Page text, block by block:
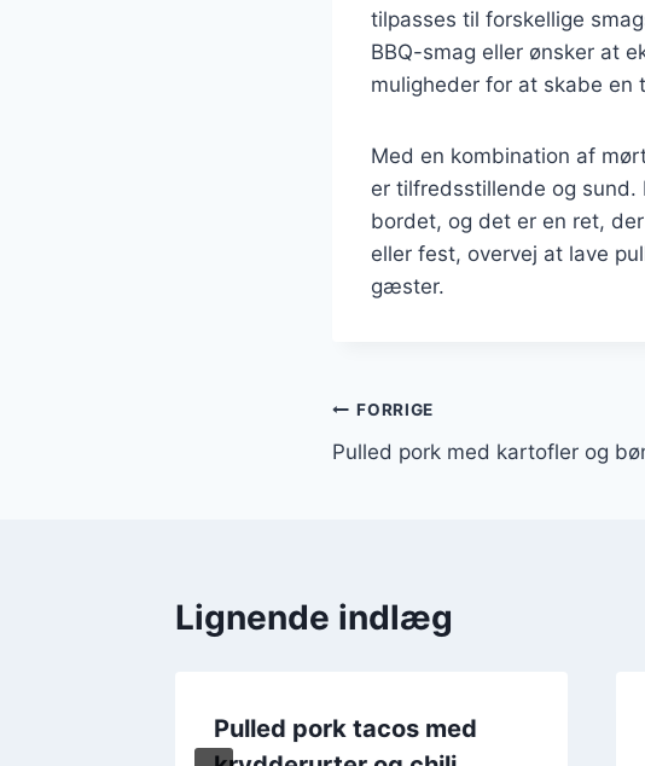
tilpasses til forskellige
BBQ-smag eller ønsker at
muligheder for at skabe en
Med en kombination af
er tilfredsstillende og sund.
bordet, og det er en ret,
eller fest, overvej at lave
gæster.
Indlægsnavigation
FORRIGE
Pulled pork med kartofler og
Lignende indlæg
Pulled pork tacos med